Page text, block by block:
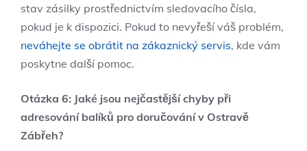
stav zásilky prostřednictvím sledovacího čísla,
pokud je k dispozici. Pokud to nevyřeší váš problém,
neváhejte se obrátit na zákaznický servis, kde vám
poskytne další pomoc.
Otázka 6: Jaké jsou nejčastější chyby při
adresování balíků pro doručování v Ostravě
Zábřeh?